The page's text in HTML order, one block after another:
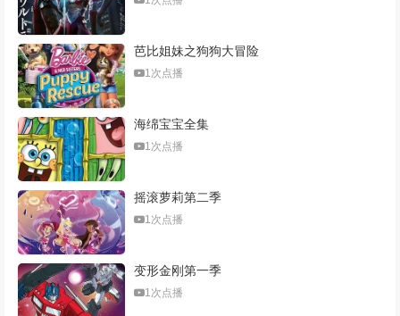
芭比姐妹之狗狗大冒险
1次点播
海绵宝宝全集
1次点播
摇滚萝莉第二季
1次点播
变形金刚第一季
1次点播